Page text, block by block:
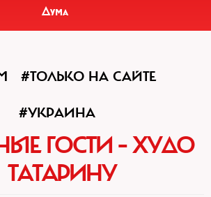
Дума
#ТОЛЬКО НА САЙТЕ
#УКРАИНА
ГОСТИ – ХУДО
ТАТАРИНУ